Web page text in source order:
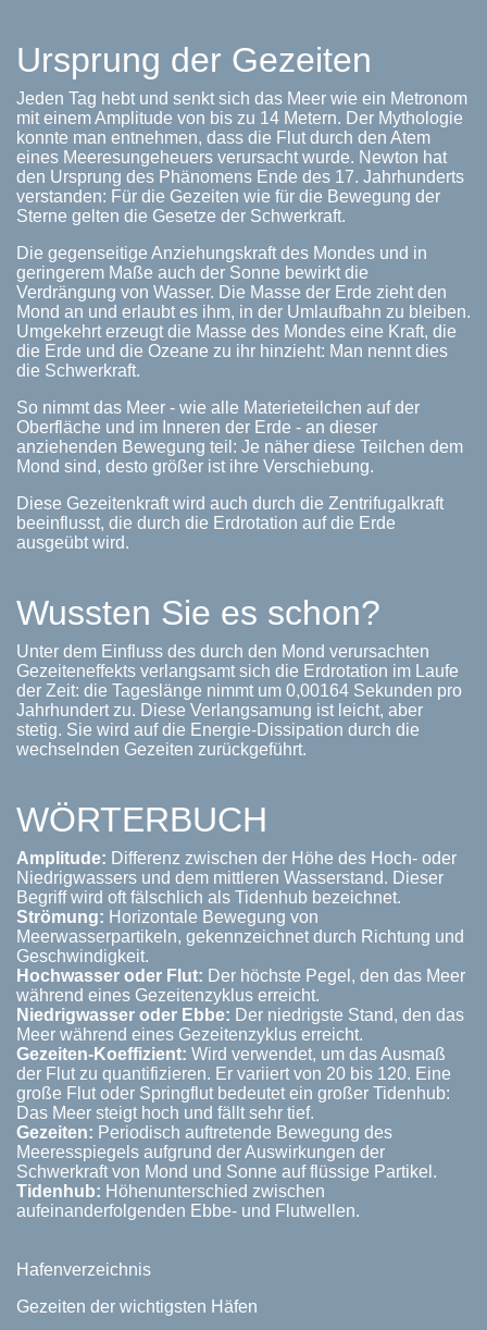
Ursprung der Gezeiten
Jeden Tag hebt und senkt sich das Meer wie ein Metronom
mit einem Amplitude von bis zu 14 Metern. Der Mythologie
konnte man entnehmen, dass die Flut durch den Atem
eines Meeresungeheuers verursacht wurde. Newton hat
den Ursprung des Phänomens Ende des 17. Jahrhunderts
verstanden: Für die Gezeiten wie für die Bewegung der
Sterne gelten die Gesetze der Schwerkraft.
Die gegenseitige Anziehungskraft des Mondes und in
geringerem Maße auch der Sonne bewirkt die
Verdrängung von Wasser. Die Masse der Erde zieht den
Mond an und erlaubt es ihm, in der Umlaufbahn zu bleiben.
Umgekehrt erzeugt die Masse des Mondes eine Kraft, die
die Erde und die Ozeane zu ihr hinzieht: Man nennt dies
die Schwerkraft.
So nimmt das Meer - wie alle Materieteilchen auf der
Oberfläche und im Inneren der Erde - an dieser
anziehenden Bewegung teil: Je näher diese Teilchen dem
Mond sind, desto größer ist ihre Verschiebung.
Diese Gezeitenkraft wird auch durch die Zentrifugalkraft
beeinflusst, die durch die Erdrotation auf die Erde
ausgeübt wird.
Wussten Sie es schon?
Unter dem Einfluss des durch den Mond verursachten
Gezeiteneffekts verlangsamt sich die Erdrotation im Laufe
der Zeit: die Tageslänge nimmt um 0,00164 Sekunden pro
Jahrhundert zu. Diese Verlangsamung ist leicht, aber
stetig. Sie wird auf die Energie-Dissipation durch die
wechselnden Gezeiten zurückgeführt.
WÖRTERBUCH
Amplitude: Differenz zwischen der Höhe des Hoch- oder
Niedrigwassers und dem mittleren Wasserstand. Dieser
Begriff wird oft fälschlich als Tidenhub bezeichnet.
Strömung: Horizontale Bewegung von
Meerwasserpartikeln, gekennzeichnet durch Richtung und
Geschwindigkeit.
Hochwasser oder Flut: Der höchste Pegel, den das Meer
während eines Gezeitenzyklus erreicht.
Niedrigwasser oder Ebbe: Der niedrigste Stand, den das
Meer während eines Gezeitenzyklus erreicht.
Gezeiten-Koeffizient: Wird verwendet, um das Ausmaß
der Flut zu quantifizieren. Er variiert von 20 bis 120. Eine
große Flut oder Springflut bedeutet ein großer Tidenhub:
Das Meer steigt hoch und fällt sehr tief.
Gezeiten: Periodisch auftretende Bewegung des
Meeresspiegels aufgrund der Auswirkungen der
Schwerkraft von Mond und Sonne auf flüssige Partikel.
Tidenhub: Höhenunterschied zwischen
aufeinanderfolgenden Ebbe- und Flutwellen.
Hafenverzeichnis
Gezeiten der wichtigsten Häfen